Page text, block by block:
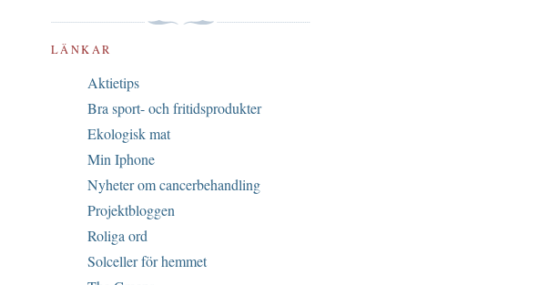
LÄNKAR
Aktietips
Bra sport- och fritidsprodukter
Ekologisk mat
Min Iphone
Nyheter om cancerbehandling
Projektbloggen
Roliga ord
Solceller för hemmet